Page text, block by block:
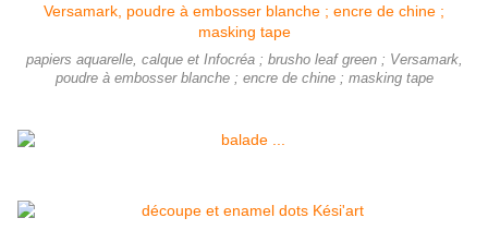
papiers aquarelle, calque et Infocréa ; brusho leaf green ; Versamark,
poudre à embosser blanche ; encre de chine ; masking tape